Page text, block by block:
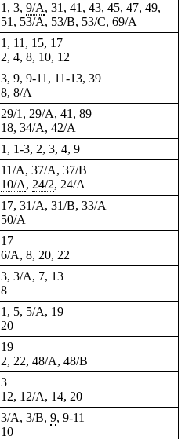
1, 3, 9/A, 31, 41, 43, 45, 47, 49,
51, 53/A, 53/B, 53/C, 69/A
1, 11, 15, 17
2, 4, 8, 10, 12
3, 9, 9-11 , 11-13, 39
8, 8/A
29/1, 29/A, 41, 89
18, 34/A, 42/A
1, 1-3, 2, 3, 4, 9
11/A, 37/A, 37/B
10/A, 24/2, 24/A
17, 31/A, 31/B, 33/A
50/A
17
6/A, 8, 20, 22
3, 3/A, 7, 13
8
1, 5, 5/A, 19
20
19
2, 22, 48/A, 48/B
3
12, 12/A, 14, 20
3/A, 3/B, 9, 9-11
10